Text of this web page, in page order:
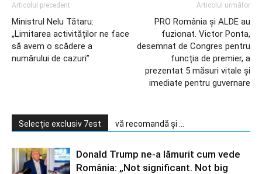
Articolul precedent
Ministrul Nelu Tătaru:
„Limitarea activităților ne face
să avem o scădere a
numărului de cazuri”
Articolul următor
PRO România și ALDE au
fuzionat. Victor Ponta,
desemnat de Congres pentru
funcția de premier, a
prezentat 5 măsuri vitale și
imediate pentru guvernare
Selecție exclusiv 7est vă recomandă și ...
Donald Trump ne-a lămurit cum vede
România: „Not significant. Not big